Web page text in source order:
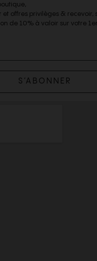
et offres privilèges & recevoir,
de 10% à valoir sur votre
S’ABONNER